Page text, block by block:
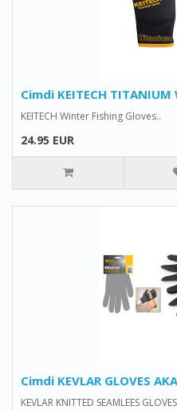
Cimdi KEITECH
KEITECH Winter Fishing Gloves..
24.95 EUR
Cimdi KEVLAR GLOVES
KEVLAR KNITTED SEAMLEES